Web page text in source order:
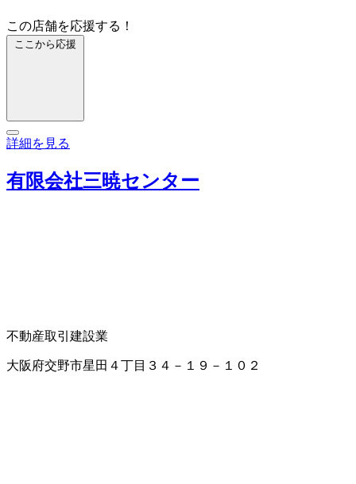
この店舗を応援する！
ここから応援
詳細を見る
有限会社三暁センター
不動産取引 建設業
大阪府交野市星田４丁目３４－１９－１０２